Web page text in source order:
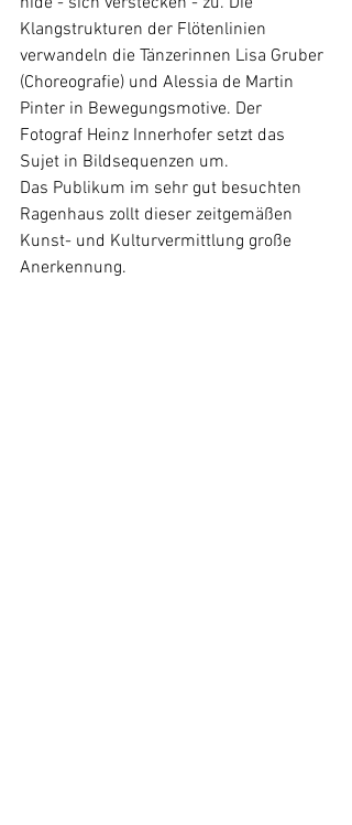
Klangstrukturen der Flötenlinien
verwandeln die Tänzerinnen Lisa Gruber
(Choreografie) und Alessia de Martin
Pinter in Bewegungsmotive. Der
Fotograf Heinz Innerhofer setzt das
Sujet in Bildsequenzen um.
Das Publikum im sehr gut besuchten
Ragenhaus zollt dieser zeitgemäßen
Kunst- und Kulturvermittlung große
Anerkennung.